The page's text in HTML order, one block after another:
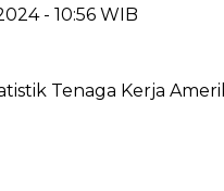
- 10:56 WIB
Tenaga Kerja